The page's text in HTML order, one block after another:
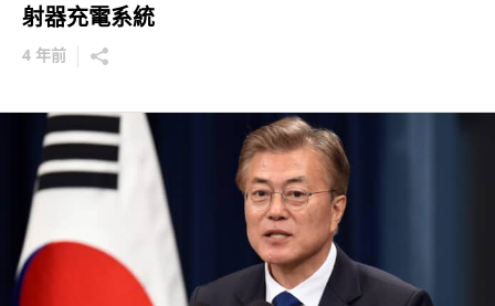
射器充電系統
4 年前